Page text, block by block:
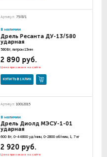
Артикул: 75/8/1
В наличии
Дрель Ресанта ДУ-13/580
ударная
580Вт, патрон 13мм
2 890 руб.
Цена при заказе на сайте
КУПИТЬ В 1 КЛИК
Артикул: 10012015
В наличии
Дрель Диолд МЭСУ-1-01
ударная
600 Вт, 0-44800 уд/мин, 0-2800 об/мин, 1, 7 кг
2 920 руб.
Цена при заказе на сайте